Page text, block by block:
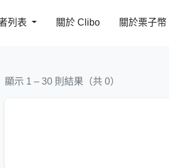
列表 關於 Clibo 關於栗子幣
顯示 1 – 30 則結果（共 0）